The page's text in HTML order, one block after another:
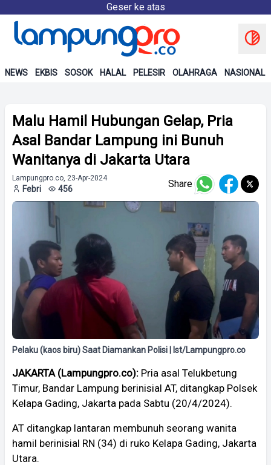
Geser ke atas
NEWS EKBIS SOSOK HALAL PELESIR OLAHRAGA NASIONAL
Malu Hamil Hubungan Gelap, Pria
Asal Bandar Lampung ini Bunuh
Wanitanya di Jakarta Utara
Lampungpro.co, 23-Apr-2024
Febri 456 Share
Pelaku (kaos biru) Saat Diamankan Polisi | Ist/Lampungpro.co
JAKARTA (Lampungpro.co): Pria asal Telukbetung
Timur, Bandar Lampung berinisial AT, ditangkap Polsek
Kelapa Gading, Jakarta pada Sabtu (20/4/2024).
AT ditangkap lantaran membunuh seorang wanita
hamil berinisial RN (34) di ruko Kelapa Gading, Jakarta
Utara.